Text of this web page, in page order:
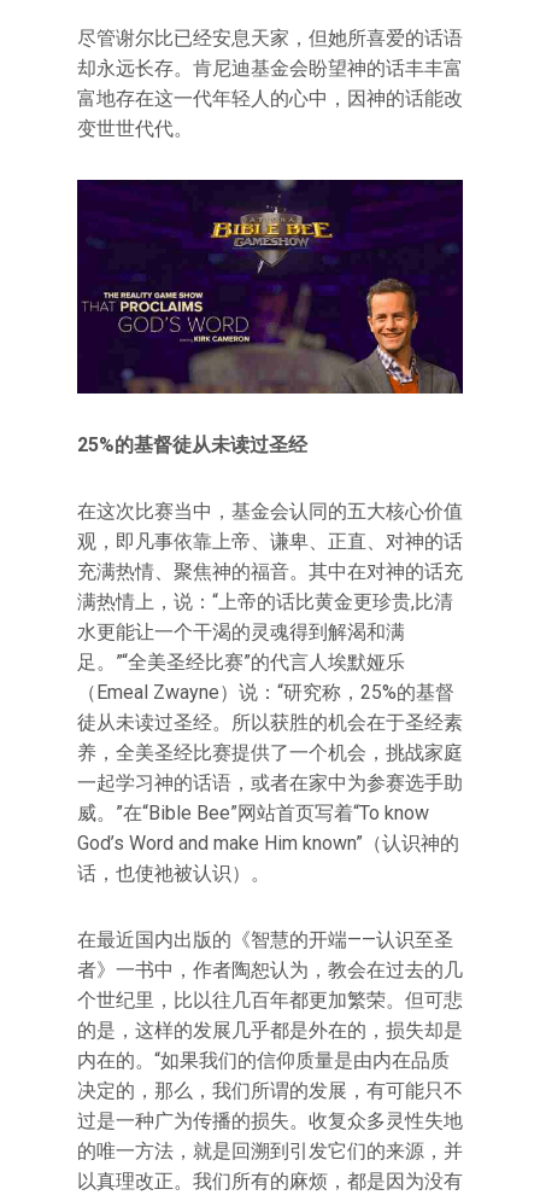
尽管谢尔比已经安息天家，但她所喜爱的话语
却永远长存。肯尼迪基金会盼望神的话丰丰富
富地存在这一代年轻人的心中，因神的话能改
变世世代代。
25%的基督徒从未读过圣经
在这次比赛当中，基金会认同的五大核心价值
观，即凡事依靠上帝、谦卑、正直、对神的话
充满热情、聚焦神的福音。其中在对神的话充
满热情上，说：“上帝的话比黄金更珍贵,比清
水更能让一个干渴的灵魂得到解渴和满
足。”“全美圣经比赛”的代言人埃默娅乐
（Emeal Zwayne）说：“研究称，25%的基督
徒从未读过圣经。所以获胜的机会在于圣经素
养，全美圣经比赛提供了一个机会，挑战家庭
一起学习神的话语，或者在家中为参赛选手助
威。”在“Bible Bee”网站首页写着“To know
God’s Word and make Him known”（认识神的
话，也使祂被认识）。
在最近国内出版的《智慧的开端——认识至圣
者》一书中，作者陶恕认为，教会在过去的几
个世纪里，比以往几百年都更加繁荣。但可悲
的是，这样的发展几乎都是外在的，损失却是
内在的。“如果我们的信仰质量是由内在品质
决定的，那么，我们所谓的发展，有可能只不
过是一种广为传播的损失。收复众多灵性失地
的唯一方法，就是回溯到引发它们的来源，并
以真理改正。我们所有的麻烦，都是因为没有